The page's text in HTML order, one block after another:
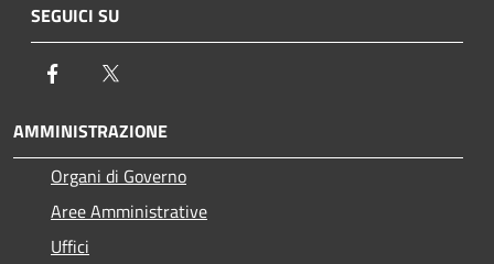
SEGUICI SU
Facebook
AMMINISTRAZIONE
Organi di Governo
Aree Amministrative
Uffici